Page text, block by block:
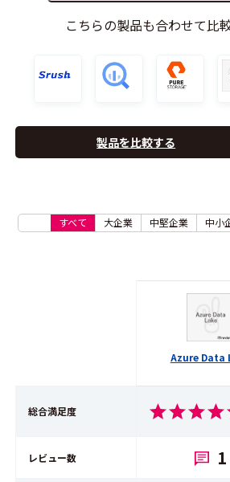
こちらの製品も合わせて比
製品を比較する
すべて 大企業 中堅企業 中小
Azure Data
総合満足度
レビュー数 1